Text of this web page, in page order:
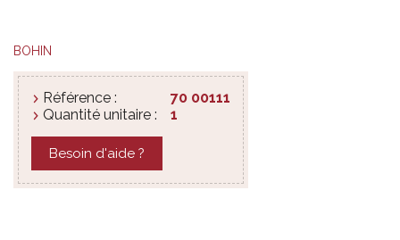
BOHIN
Référence :
70 00111
Quantité unitaire :
1
Besoin d'aide ?